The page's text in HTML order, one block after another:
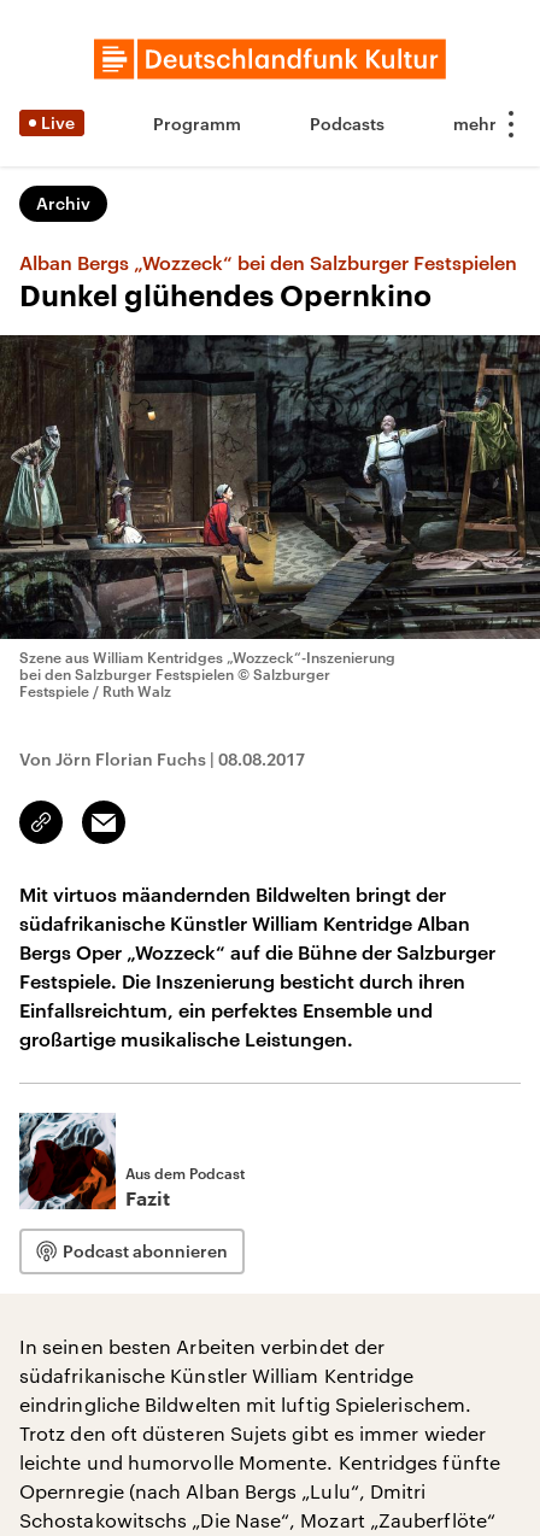
Live Programm Podcasts
Archiv
Alban Bergs „Wozzeck“ bei den Salzburger Festspielen
Dunkel glühendes Opernkino
Szene aus William Kentridges „Wozzeck“-Inszenierung
bei den Salzburger Festspielen © Salzburger
Festspiele / Ruth Walz
Von Jörn Florian Fuchs | 08.08.2017
Link
kopieren/teilen
Email
Mit virtuos mäandernden Bildwelten bringt der
südafrikanische Künstler William Kentridge Alban
Bergs Oper „Wozzeck“ auf die Bühne der Salzburger
Festspiele. Die Inszenierung besticht durch ihren
Einfallsreichtum, ein perfektes Ensemble und
großartige musikalische Leistungen.
Aus dem Podcast
Fazit
Podcast abonnieren
In seinen besten Arbeiten verbindet der
südafrikanische Künstler William Kentridge
eindringliche Bildwelten mit luftig Spielerischem.
Trotz den oft düsteren Sujets gibt es immer wieder
leichte und humorvolle Momente. Kentridges fünfte
Opernregie (nach Alban Bergs „Lulu“, Dmitri
Schostakowitschs „Die Nase“, Mozart „Zauberflöte“